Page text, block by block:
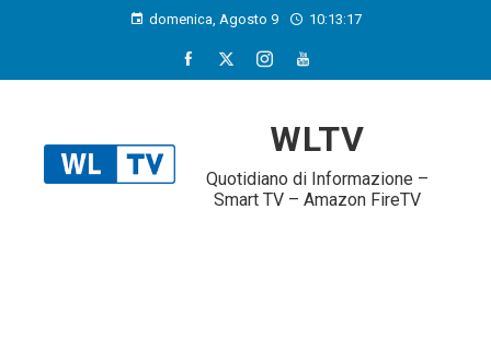
domenica, Agosto 9 10:13:18
WLTV
Quotidiano di Informazione –
Smart TV – Amazon FireTV